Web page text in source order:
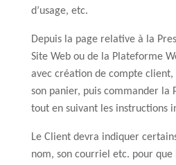
d’usage, etc.
Depuis la page relative à la
Site Web ou de la Plateforme
avec création de compte
son panier, puis commander la
tout en suivant les instructions
Le Client devra indiquer
nom, son courriel etc. pour que